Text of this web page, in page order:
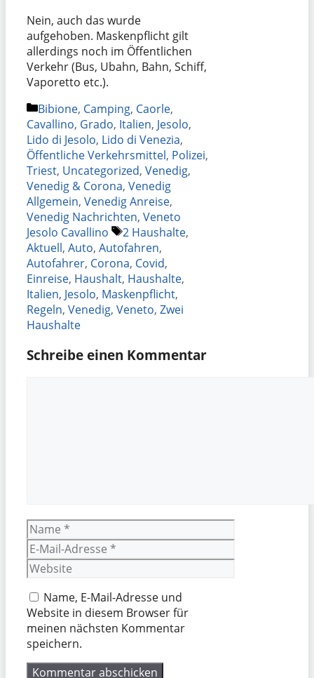
Nein, auch das wurde
aufgehoben. Maskenpflicht gilt
allerdings noch im Öffentlichen
Verkehr (Bus, Ubahn, Bahn, Schiff,
Vaporetto etc.).
Kategorien
Bibione, Camping, Caorle,
Cavallino, Grado, Italien, Jesolo,
Lido di Jesolo, Lido di Venezia,
Öffentliche Verkehrsmittel, Polizei,
Triest, Uncategorized, Venedig,
Venedig & Corona, Venedig
Allgemein, Venedig Anreise,
Venedig Nachrichten, Veneto
Jesolo Cavallino
Schlagwörter
2 Haushalte,
Aktuell, Auto, Autofahren,
Autofahrer, Corona, Covid,
Einreise, Haushalt, Haushalte,
Italien, Jesolo, Maskenpflicht,
Regeln, Venedig, Veneto, Zwei
Haushalte
Schreibe einen Kommentar
Name
E-
Mail-
Adresse
Website
Name, E-Mail-Adresse und
Website in diesem Browser für
meinen nächsten Kommentar
speichern.